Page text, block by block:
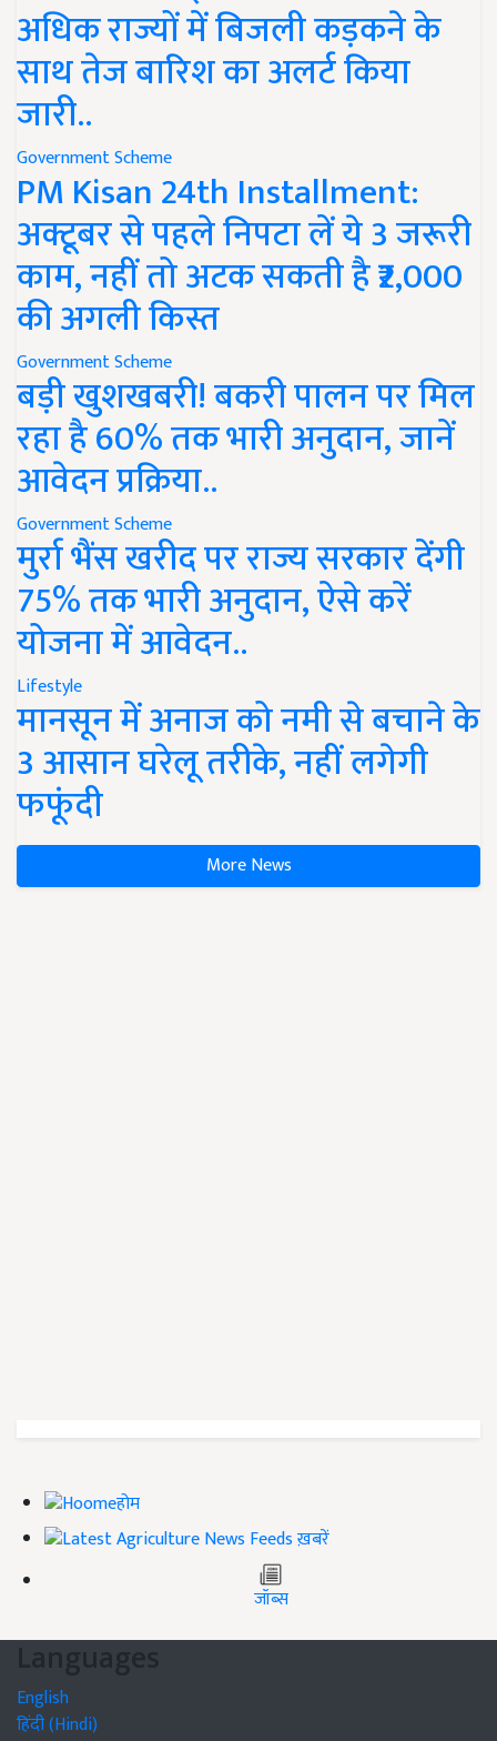
अधिक राज्यों में बिजली कड़कने के
साथ तेज बारिश का अलर्ट किया
जारी..
Government Scheme
PM Kisan 24th Installment:
अक्टूबर से पहले निपटा लें ये 3 जरूरी
काम, नहीं तो अटक सकती है ₹2,000
की अगली किस्त
Government Scheme
बड़ी खुशखबरी! बकरी पालन पर मिल
रहा है 60% तक भारी अनुदान, जानें
आवेदन प्रक्रिया..
Government Scheme
मुर्रा भैंस खरीद पर राज्य सरकार देंगी
75% तक भारी अनुदान, ऐसे करें
योजना में आवेदन..
Lifestyle
मानसून में अनाज को नमी से बचाने के
3 आसान घरेलू तरीके, नहीं लगेगी
फफूंदी
More News
होम
ख़बरें
जॉब्स
Languages
English
हिंदी (Hindi)